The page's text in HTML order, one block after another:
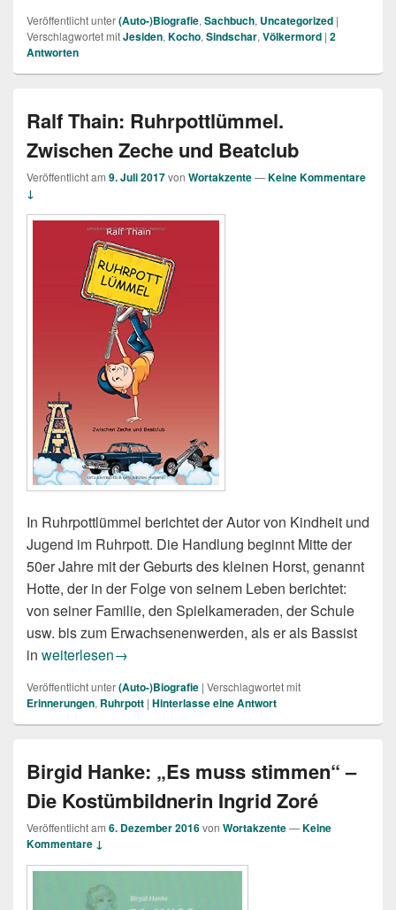
Veröffentlicht unter(Auto-)Biografie, Sachbuch, Uncategorized |
Verschlagwortet mitJesiden, Kocho, Sindschar, Völkermord | 2
Antworten
Ralf Thain: Ruhrpottlümmel.
Zwischen Zeche und Beatclub
Veröffentlicht am 9. Juli 2017von Wortakzente—Keine Kommentare
↓
In Ruhrpottlümmel berichtet der Autor von Kindheit und
Jugend im Ruhrpott. Die Handlung beginnt Mitte der
50er Jahre mit der Geburts des kleinen Horst, genannt
Hotte, der in der Folge von seinem Leben berichtet:
von seiner Familie, den Spielkameraden, der Schule
usw. bis zum Erwachsenenwerden, als er als Bassist
in Ralf Thain: Ruhrpottlümmel. Zwischen Zeche und
weiterlesen→
Veröffentlicht unter(Auto-)Biografie | Verschlagwortet mit
Erinnerungen, Ruhrpott | Hinterlasse eine Antwort
Birgid Hanke: „Es muss stimmen“ –
Die Kostümbildnerin Ingrid Zoré
Veröffentlicht am 6. Dezember 2016von Wortakzente—Keine
Kommentare ↓